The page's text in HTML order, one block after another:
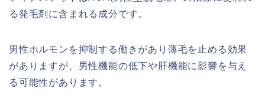
る発毛剤に含まれる成分です。
男性ホルモンを抑制する働きがあり薄毛を止める効果
がありますが、男性機能の低下や肝機能に影響を与え
る可能性があります。